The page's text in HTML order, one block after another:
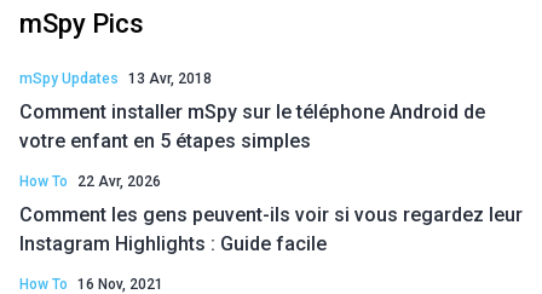
mSpy Pics
mSpy Updates 13 Avr, 2018
Comment installer mSpy sur le téléphone Android de
votre enfant en 5 étapes simples
How To 22 Avr, 2026
Comment les gens peuvent-ils voir si vous regardez leur
Instagram Highlights : Guide facile
How To 16 Nov, 2021